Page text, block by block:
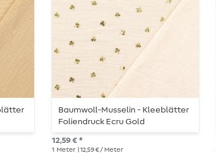
Baumwoll-Musselin - Kleeblätter
Foliendruck Ecru Gold
12,59 € *
1 Meter | 12,59 € / Meter